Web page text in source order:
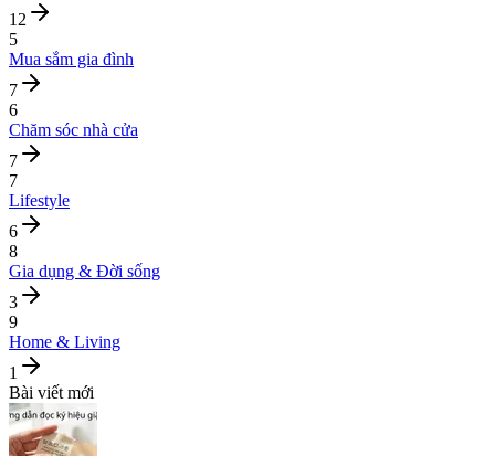
12
5
Mua sắm gia đình
7
6
Chăm sóc nhà cửa
7
7
Lifestyle
6
8
Gia dụng & Đời sống
3
9
Home & Living
1
Bài viết mới